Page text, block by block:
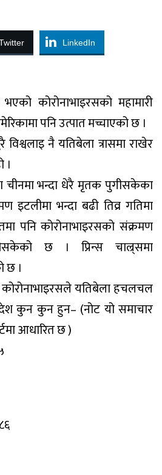
LinkedIn
कोरोनाभाइरसको महामारी
पनि उत्पात मच्चाएको छ ।
नै यतिबेला त्रासमा राखेर
।
चीनमा भन्दा धेरै मृतक पुगीसकेका
इटलीमा भन्दा बढी तिव्र गतिमा
पनि कोरोनाभाइरसको संक्रमण
छ । प्रिन्स चाल्र्समा
छ ।
कोरोनाभाइरसले यतिबेला हचलचल
कुन कुन हुन– (नोट यो समाचार
आधारित छ )